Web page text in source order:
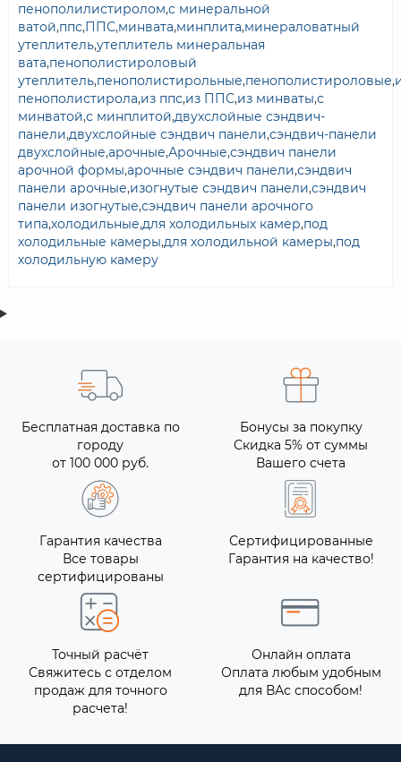
пенополилистиролом,с минеральной
ватой,ппс,ППС,минвата,минплита,минераловатный
утеплитель,утеплитель минеральная
вата,пенополистироловый
утеплитель,пенополистирольные,пенополистироловые,
пенополистирола,из ппс,из ППС,из минваты,с
минватой,с минплитой,двухслойные сэндвич-
панели,двухслойные сэндвич панели,сэндвич-панели
двухслойные,арочные,Арочные,сэндвич панели
арочной формы,арочные сэндвич панели,сэндвич
панели арочные,изогнутые сэндвич панели,сэндвич
панели изогнутые,сэндвич панели арочного
типа,холодильные,для холодильных камер,под
холодильные камеры,для холодильной камеры,под
холодильную камеру
Бесплатная доставка по
городу
от 100 000 руб.
Бонусы за покупку
Скидка 5% от суммы
Вашего счета
Гарантия качества
Все товары
сертифицированы
Сертифицированные
Гарантия на качество!
Точный расчёт
Свяжитесь с отделом
продаж для точного
расчета!
Онлайн оплата
Оплата любым удобным
для ВАс способом!